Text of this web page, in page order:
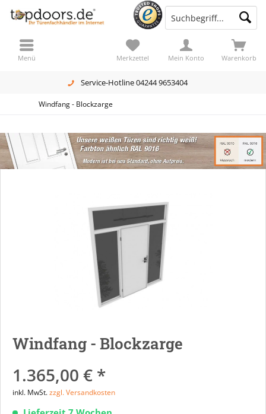
Service-Hotline 04244 9653404
Warenkorb
Merkzettel Mein Konto
Menü
Windfang - Blockzarge
Windfang - Blockzarge
1.365,00 € *
inkl. MwSt.zzgl. Versandkosten